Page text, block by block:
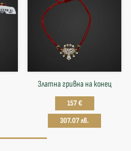
Златна гривна на конец
157 €
307.07 лв.